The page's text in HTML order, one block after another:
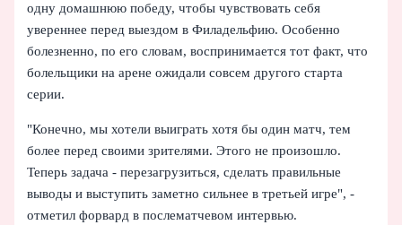
одну домашнюю победу, чтобы чувствовать себя
увереннее перед выездом в Филадельфию. Особенно
болезненно, по его словам, воспринимается тот факт, что
болельщики на арене ожидали совсем другого старта
серии.
"Конечно, мы хотели выиграть хотя бы один матч, тем
более перед своими зрителями. Этого не произошло.
Теперь задача - перезагрузиться, сделать правильные
выводы и выступить заметно сильнее в третьей игре", -
отметил форвард в послематчевом интервью.